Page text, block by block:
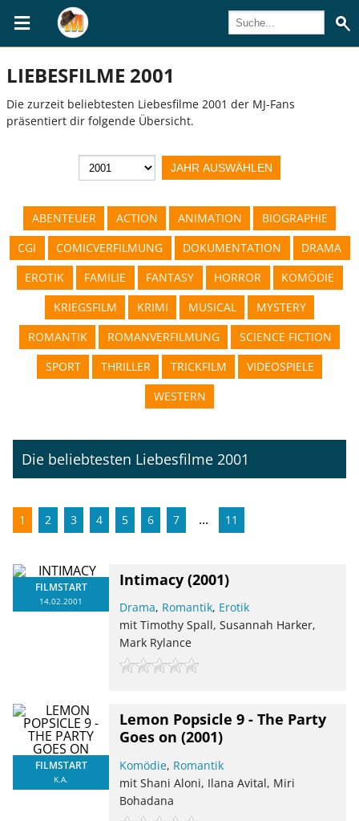
LIEBESFILME 2001
Die zurzeit beliebtesten Liebesfilme 2001 der MJ-Fans
präsentiert dir folgende Übersicht.
ABENTEUER ACTION ANIMATION
BIOGRAPHIE
CGI
COMICVERFILMUNG DOKUMENTATION
DRAMA
EROTIK
FAMILIE FANTASY HORROR
KOMÖDIE
KRIEGSFILM
KRIMI MUSICAL
MYSTERY
ROMANTIK
ROMANVERFILMUNG
SCIENCE FICTION
SPORT
THRILLER TRICKFILM
VIDEOSPIELE
WESTERN
Die beliebtesten Liebesfilme 2001
1 2 3 4 5 6 7 ... 11
FILMSTART
14.02.2001
Intimacy (2001)
Drama, Romantik, Erotik
mit Timothy Spall, Susannah Harker,
Mark Rylance
FILMSTART
K.A.
Lemon Popsicle 9 - The Party
Goes on (2001)
Komödie, Romantik
mit Shani Aloni, Ilana Avital, Miri
Bohadana